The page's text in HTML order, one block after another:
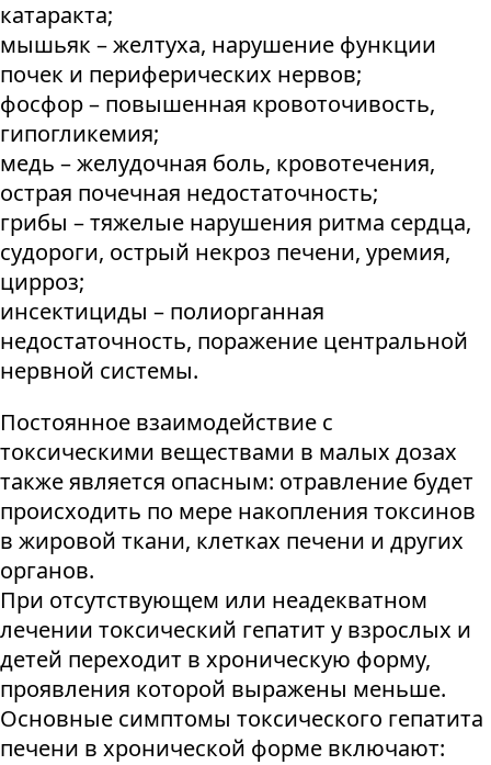
катаракта;
мышьяк – желтуха, нарушение функции
почек и периферических нервов;
фосфор – повышенная кровоточивость,
гипогликемия;
медь – желудочная боль, кровотечения,
острая почечная недостаточность;
грибы – тяжелые нарушения ритма сердца,
судороги, острый некроз печени, уремия,
цирроз;
инсектициды – полиорганная
недостаточность, поражение центральной
нервной системы.
Постоянное взаимодействие с
токсическими веществами в малых дозах
также является опасным: отравление будет
происходить по мере накопления токсинов
в жировой ткани, клетках печени и других
органов.
При отсутствующем или неадекватном
лечении токсический гепатит у взрослых и
детей переходит в хроническую форму,
проявления которой выражены меньше.
Основные симптомы токсического гепатита
печени в хронической форме включают: